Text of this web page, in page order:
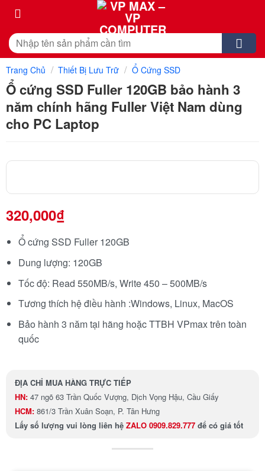
Skip
content
Tìm
kiếm:
Trang Chủ / Thiết Bị Lưu Trữ / Ổ Cứng SSD
Ổ cứng SSD Fuller 120GB bảo hành 3
năm chính hãng Fuller Việt Nam dùng
cho PC Laptop
320,000₫
Ổ cứng SSD Fuller 120GB
Dung lượng: 120GB
Tốc độ: Read 550MB/s, Write 450 – 500MB/s
Tương thích hệ điều hành :Windows, Linux, MacOS
Bảo hành 3 năm tại hãng hoặc TTBH VPmax trên toàn
quốc
ĐỊA CHỈ MUA HÀNG TRỰC TIẾP
HN:47 ngõ 63 Trần Quốc Vượng, Dịch Vọng Hậu, Cầu Giấy
HCM: 861/3 Trần Xuân Soạn, P. Tân Hưng
Lấy số lượng vui lòng liên hệ ZALO 0909.829.777để có giá tốt